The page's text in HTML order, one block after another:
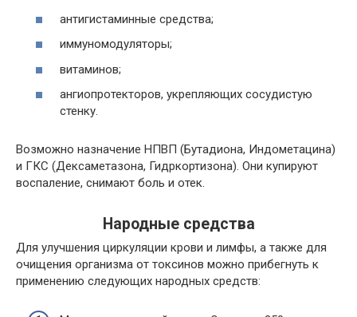
антигистаминные средства;
иммуномодуляторы;
витаминов;
ангиопротекторов, укрепляющих сосудистую
стенку.
Возможно назначение НПВП (Бутадиона, Индометацина)
и ГКС (Дексаметазона, Гидркортизона). Они купируют
воспаление, снимают боль и отек.
Народные средства
Для улучшения циркуляции крови и лимфы, а также для
очищения организма от токсинов можно прибегнуть к
применению следующих народных средств: